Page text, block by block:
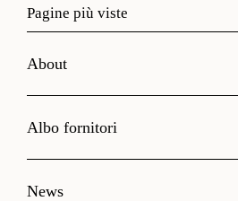
Pagine più viste
About
Albo fornitori
News